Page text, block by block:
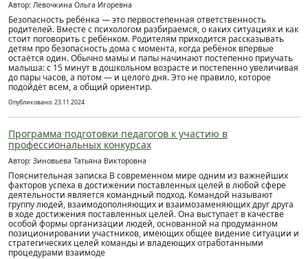
Автор: Лёвочкина Ольга Игоревна
Безопасность ребёнка — это первостепенная ответственность
родителей. Вместе с психологом разбираемся, о каких ситуациях и как
стоит поговорить с ребёнком. Родителям приходится рассказывать
детям про безопасность дома с момента, когда ребёнок впервые
остаётся один. Обычно мамы и папы начинают постепенно приучать
малыша: с 15 минут в дошкольном возрасте и постепенно увеличивая
до пары часов, а потом — и целого дня. Это не правило, которое
подойдёт всем, а общий ориентир.
Опубликовано: 23.11.2024
Программа подготовки педагогов к участию в
профессиональных конкурсах
Автор: Зиновьева Татьяна Викторовна
Пояснительная записка В современном мире одним из важнейших
факторов успеха в достижении поставленных целей в любой сфере
деятельности является командный подход. Командой называют
группу людей, взаимодополняющих и взаимозаменяющих друг друга
в ходе достижения поставленных целей. Она выступает в качестве
особой формы организации людей, основанной на продуманном
позиционировании участников, имеющих общее видение ситуации и
стратегических целей команды и владеющих отработанными
процедурами взаимоде